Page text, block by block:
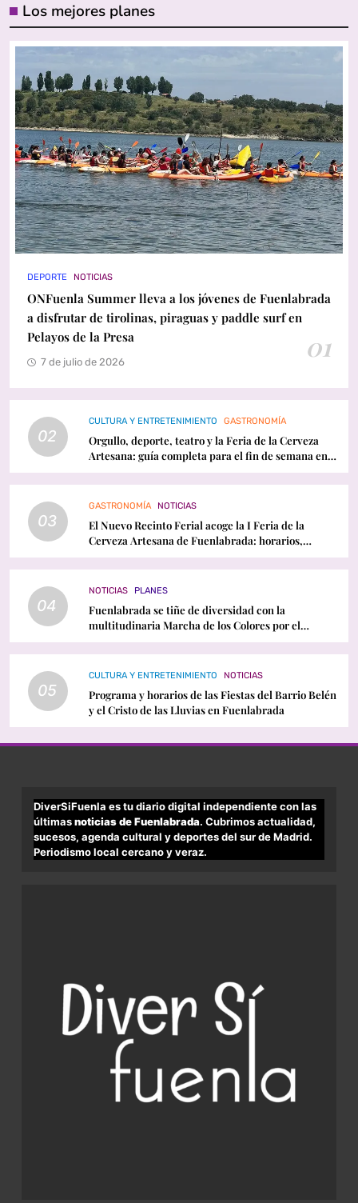
Los mejores planes
DEPORTE NOTICIAS
ONFuenla Summer lleva a los jóvenes de Fuenlabrada
a disfrutar de tirolinas, piraguas y paddle surf en
Pelayos de la Presa
01
7 de julio de 2026
02
CULTURA Y ENTRETENIMIENTO GASTRONOMÍA
Orgullo, deporte, teatro y la Feria de la Cerveza
Artesana: guía completa para el fin de semana en
Fuenlabrada
03
GASTRONOMÍA NOTICIAS
El Nuevo Recinto Ferial acoge la I Feria de la
Cerveza Artesana de Fuenlabrada: horarios,
conciertos y programación
04
NOTICIAS PLANES
Fuenlabrada se tiñe de diversidad con la
multitudinaria Marcha de los Colores por el
Orgullo LGTBI
05
CULTURA Y ENTRETENIMIENTO NOTICIAS
Programa y horarios de las Fiestas del Barrio Belén
y el Cristo de las Lluvias en Fuenlabrada
DiverSiFuenla es tu diario digital independiente con las
últimasnoticias de Fuenlabrada. Cubrimos actualidad,
sucesos, agenda cultural y deportes del sur de Madrid.
Periodismo local cercano y veraz.